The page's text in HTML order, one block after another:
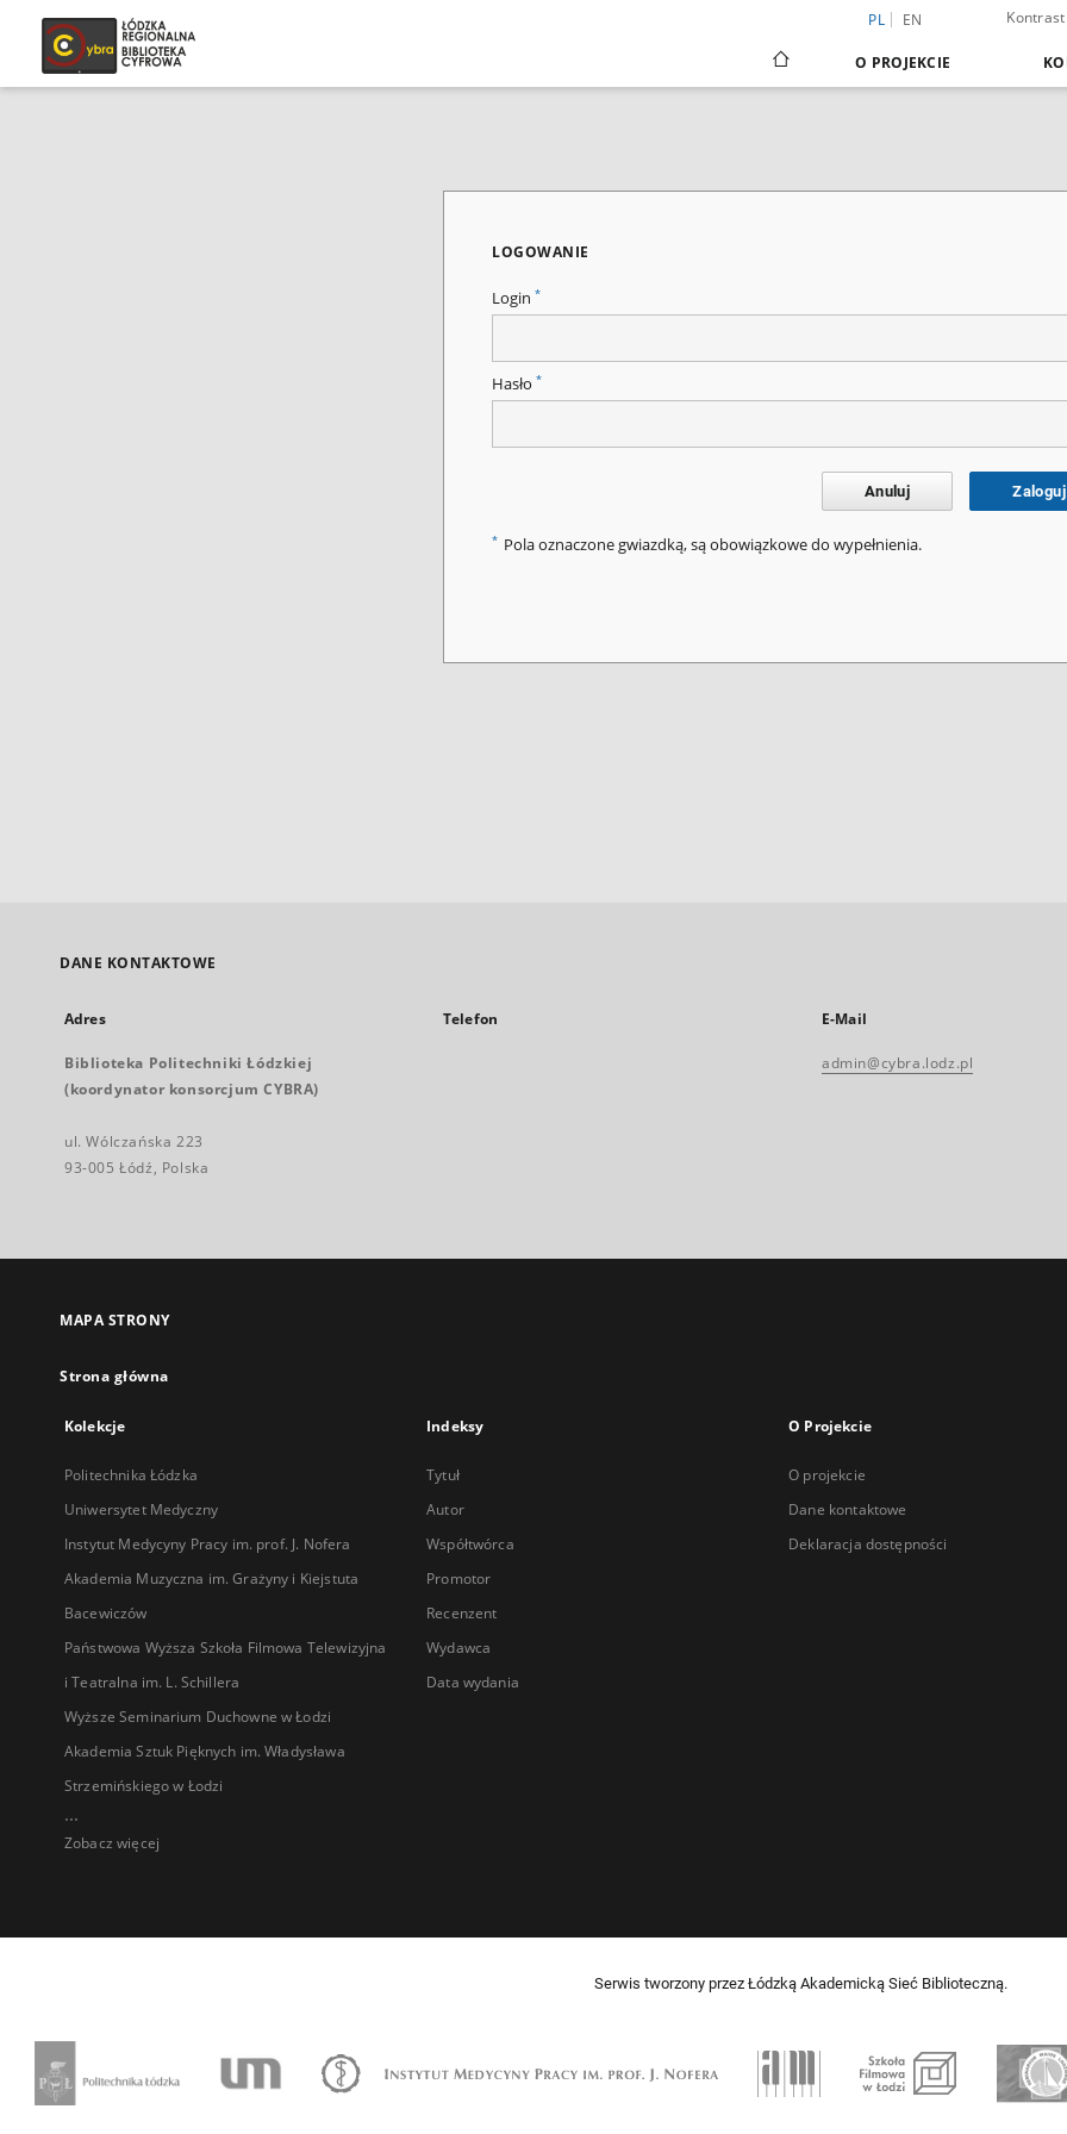
PL EN Kontrast
O PROJEKCIE
LOGOWANIE
Login *
Hasło *
Anuluj Zaloguj
* Pola oznaczone gwiazdką, są obowiązkowe do wypełnienia.
DANE KONTAKTOWE
Adres
Biblioteka Politechniki Łódzkiej
(koordynator konsorcjum CYBRA)
ul. Wólczańska 223
93-005 Łódź, Polska
Telefon E-Mail
admin@cybra.lodz.pl
MAPA STRONY
Strona główna
Kolekcje
Politechnika Łódzka
Uniwersytet Medyczny
Instytut Medycyny Pracy im. prof. J. Nofera
Akademia Muzyczna im. Grażyny i Kiejstuta
Bacewiczów
Państwowa Wyższa Szkoła Filmowa Telewizyjna
i Teatralna im. L. Schillera
Wyższe Seminarium Duchowne w Łodzi
Akademia Sztuk Pięknych im. Władysława
Strzemińskiego w Łodzi
...
Zobacz więcej
Indeksy
Tytuł
Autor
Współtwórca
Promotor
Recenzent
Wydawca
Data wydania
O Projekcie
O projekcie
Dane kontaktowe
Deklaracja dostępności
Serwis tworzony przez Łódzką Akademicką Sieć Biblioteczną.